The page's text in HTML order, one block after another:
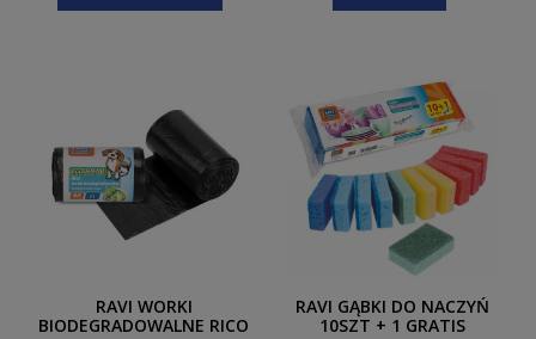
RAVI WORKI
BIODEGRADOWALNE RICO
RAVI GĄBKI DO NACZYŃ
10SZT + 1 GRATIS